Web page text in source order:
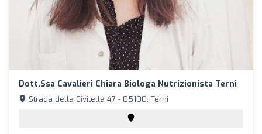
Dott.ssa Cavalieri Chiara Biologa Nutrizionista Terni
Strada della Civitella 47 - 05100, Terni